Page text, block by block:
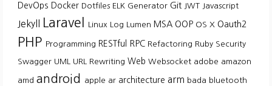
DevOps Docker Dotfiles ELK Generator Git JWT Javascript
Jekyll Laravel Linux Log Lumen MSA OOP OS X Oauth2
PHP Programming RESTful RPC Refactoring Ruby Security
Swagger UML URL Rewriting Web Websocket adobe amazon
amd android apple ar architecture arm bada bluetooth